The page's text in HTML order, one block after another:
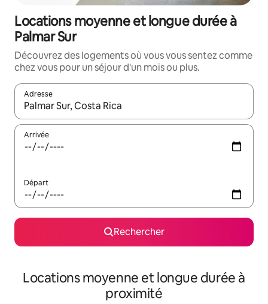
Locations moyenne et longue durée à
Palmar Sur
Découvrez des logements où vous vous sentez comme
chez vous pour un séjour d'un mois ou plus.
Adresse
Lorsque les résultats s'affichent, utilisez les flèches vers le
Arrivée
Départ
Rechercher
Locations moyenne et longue durée à
proximité